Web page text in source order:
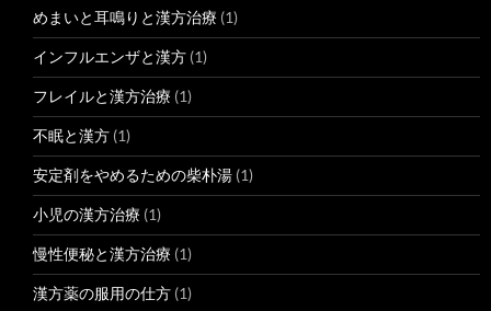
めまいと耳鳴りと漢方治療 (1)
インフルエンザと漢方 (1)
フレイルと漢方治療 (1)
不眠と漢方 (1)
安定剤をやめるための柴朴湯 (1)
小児の漢方治療 (1)
慢性便秘と漢方治療 (1)
漢方薬の服用の仕方 (1)